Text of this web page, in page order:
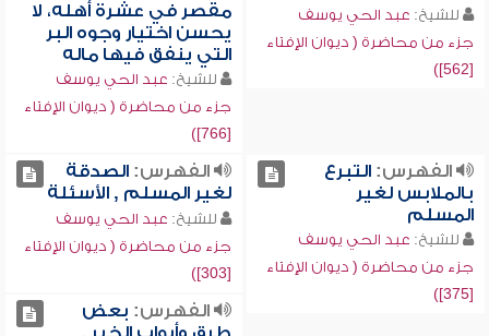
للشيخ: عبد الحي يوسف
جزء من محاضرة ( ديوان الإفتاء
[562])
مقصر في عشرة أهله، لا
يحسن اختيار وجوه البر
التي ينفق فيها ماله
للشيخ: عبد الحي يوسف
جزء من محاضرة ( ديوان الإفتاء
[766])
الفهرس:التبرع
بالملابس لغير
المسلم
للشيخ: عبد الحي يوسف
جزء من محاضرة ( ديوان الإفتاء
[375])
الفهرس:الصدقة
لغير المسلم , الأسئلة
للشيخ: عبد الحي يوسف
جزء من محاضرة ( ديوان الإفتاء
[303])
الفهرس: بعض